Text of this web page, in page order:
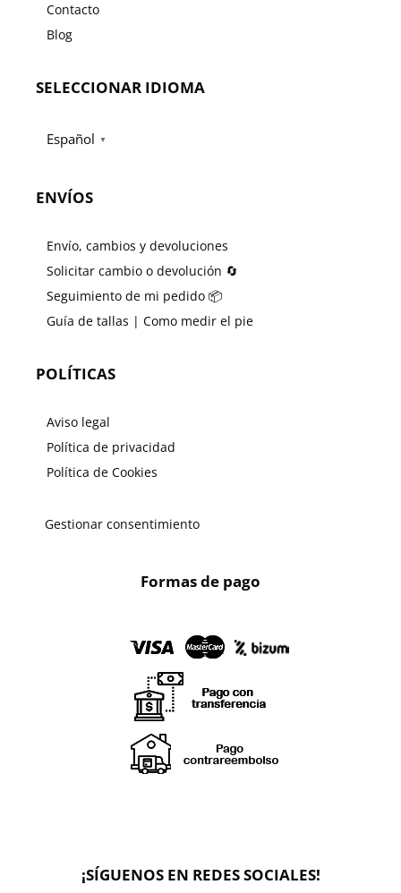
Contacto
Blog
SELECCIONAR IDIOMA
Español ▼
ENVÍOS
Envío, cambios y devoluciones
Solicitar cambio o devolución 🔄
Seguimiento de mi pedido 📦
Guía de tallas | Como medir el pie
POLÍTICAS
Aviso legal
Política de privacidad
Política de Cookies
Gestionar consentimiento
Formas de pago
¡SÍGUENOS EN REDES SOCIALES!